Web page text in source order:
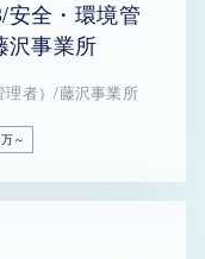
全・環境管
沢事業所
理者）/藤沢事業所
～